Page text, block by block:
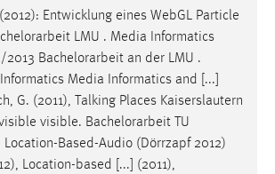
Entwicklung eines WebGL Particle
LMU . Media Informatics
2013 Bachelorarbeit an der LMU .
Media Informatics and [...]
G. (2011), Talking Places Kaiserslautern
visible. Bachelorarbeit TU
Location-Based-Audio (Dörrzapf 2012)
Location-based [...] (2011),